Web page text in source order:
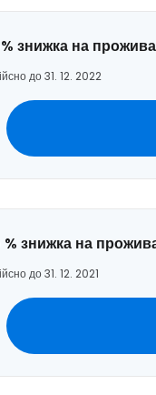
знижка на
до 31. 12. 2022
% знижка на
до 31. 12. 2021